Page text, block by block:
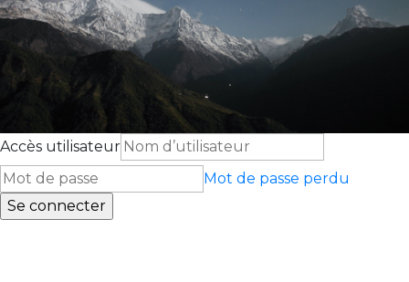
Accès utilisateur
Mot de passe perdu